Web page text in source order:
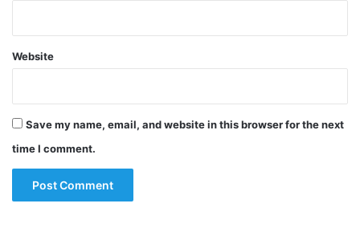
Website
Save my name, email, and website in this browser for the next
time I comment.